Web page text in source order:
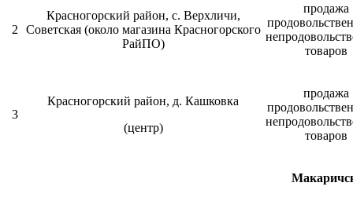
2
Красногорский район, с. Верхличи,
Советская (около магазина Красногорского
РайПО)
продажа
товаров
3
Красногорский район, д. Кашковка
(центр)
продажа
товаров